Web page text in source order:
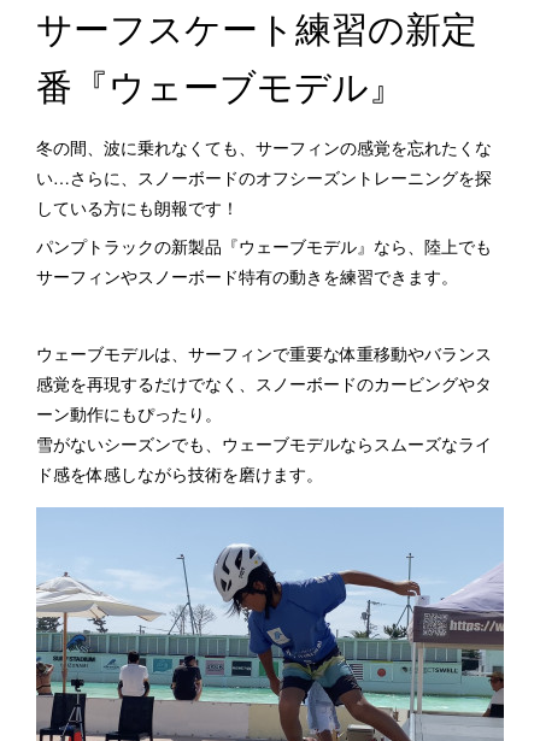
サーフスケート練習の新定
番『ウェーブモデル』
冬の間、波に乗れなくても、サーフィンの感覚を忘れたくな
い…さらに、スノーボードのオフシーズントレーニングを探
している方にも朗報です！
パンプトラックの新製品『ウェーブモデル』なら、陸上でも
サーフィンやスノーボード特有の動きを練習できます。
ウェーブモデルは、サーフィンで重要な体重移動やバランス
感覚を再現するだけでなく、スノーボードのカービングやタ
ーン動作にもぴったり。
雪がないシーズンでも、ウェーブモデルならスムーズなライ
ド感を体感しながら技術を磨けます。